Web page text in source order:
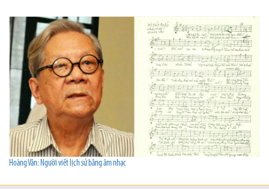
Hoàng Vân: Người viết lịch sử bằng âm nhạc